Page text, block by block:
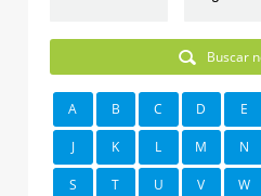
Buscar
A B C D E
J K L M N
S T U V W